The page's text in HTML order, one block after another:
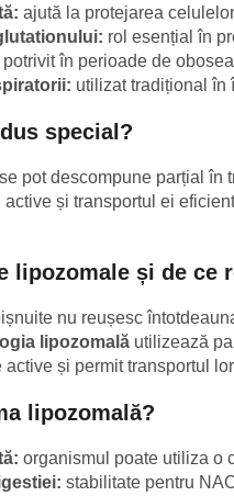
ajută la protejarea
rol esențial în
potrivit în perioade de
utilizat tradițional în
special?
pot descompune parțial în
și transportul ei
lipozomale și de ce
nu reușesc
lipozomală utilizează
și permit transportul
lipozomală?
organismul poate utiliza o
stabilitate pentru